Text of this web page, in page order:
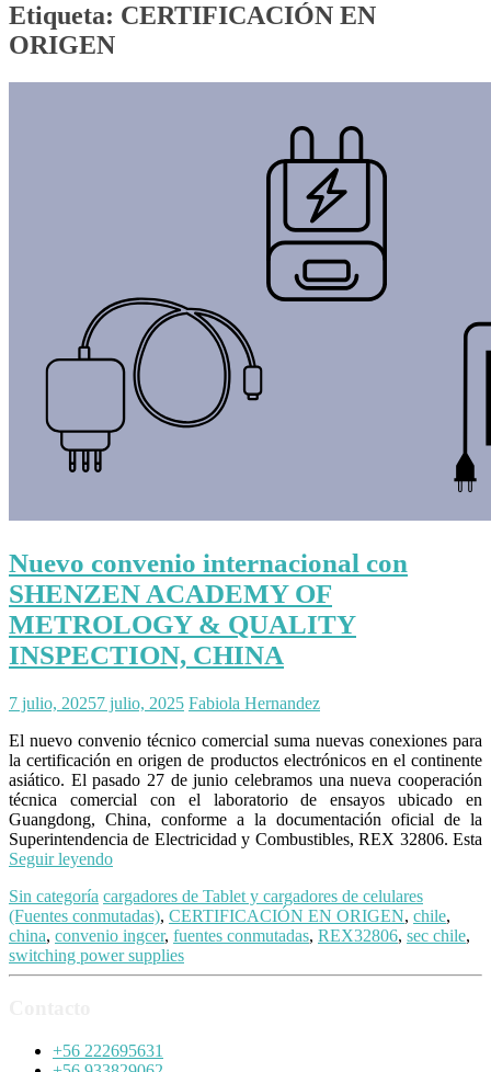
Etiqueta: CERTIFICACIÓN EN
ORIGEN
Nuevo convenio internacional con
SHENZEN ACADEMY OF
METROLOGY & QUALITY
INSPECTION, CHINA
7 julio, 20257 julio, 2025 Fabiola Hernandez
El nuevo convenio técnico comercial suma nuevas conexiones para
la certificación en origen de productos electrónicos en el continente
asiático. El pasado 27 de junio celebramos una nueva cooperación
técnica comercial con el laboratorio de ensayos ubicado en
Guangdong, China, conforme a la documentación oficial de la
Superintendencia de Electricidad y Combustibles, REX 32806. Esta
Seguir leyendo
Sin categoría cargadores de Tablet y cargadores de celulares
(Fuentes conmutadas), CERTIFICACIÓN EN ORIGEN, chile,
china, convenio ingcer, fuentes conmutadas, REX32806, sec chile,
switching power supplies
+56 222695631